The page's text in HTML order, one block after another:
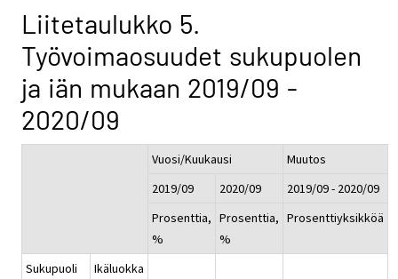
Liitetaulukko 5.
Työvoimaosuudet sukupuolen
ja iän mukaan 2019/09 -
2020/09
Vuosi/Kuukausi
Muutos
2019/09
2020/09
2019/09 - 2020/09
Prosenttia,
%
Prosenttia,
%
Prosenttiyksikköä
Sukupuoli
Ikäluokka